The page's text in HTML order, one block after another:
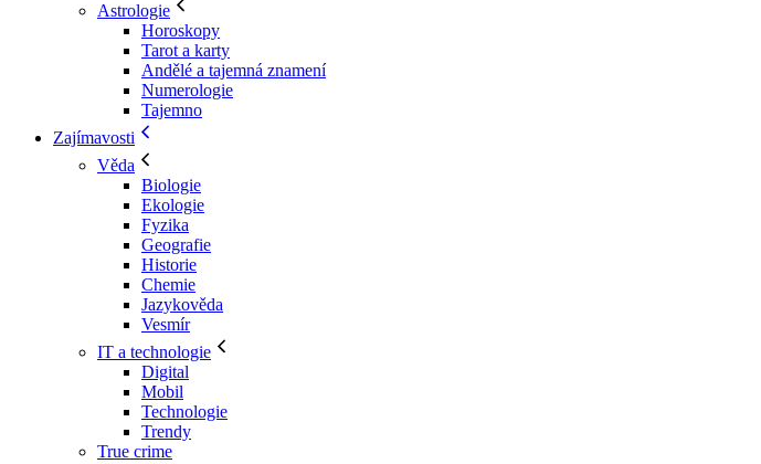
Astrologie
Horoskopy
Tarot a karty
Andělé a tajemná znamení
Numerologie
Tajemno
Zajímavosti
Věda
Biologie
Ekologie
Fyzika
Geografie
Historie
Chemie
Jazykověda
Vesmír
IT a technologie
Digital
Mobil
Technologie
Trendy
True crime